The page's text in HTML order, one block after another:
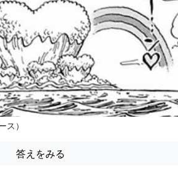
ス）
答えをみる